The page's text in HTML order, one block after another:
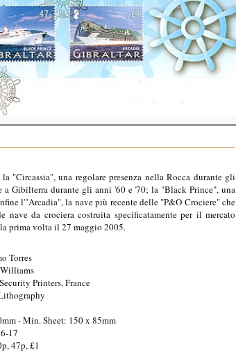
"Circassia", una regolare presenza nella Rocca durante gli
Gibilterra durante gli anni '60 e '70; la "Black Prince", una
l'"Arcadia", la nave più recente delle "P&O Crociere" che
nave da crociera costruita specificatamente per il mercato
prima volta il 27 maggio 2005.
Torres
Printers, France
- Min. Sheet: 150 x 85mm
17
47p, £1